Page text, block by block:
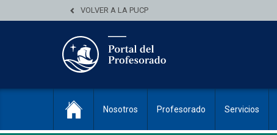
VOLVER A LA PUCP
Nosotros Profesorado Servicios